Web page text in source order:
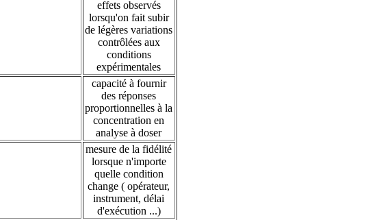
effets observés
lorsqu'on fait subir
de légères variations
contrôlées aux
conditions
expérimentales
capacité à fournir
des réponses
proportionnelles à la
concentration en
analyse à doser
mesure de la fidélité
lorsque n'importe
quelle condition
change ( opérateur,
instrument, délai
d'exécution ...)